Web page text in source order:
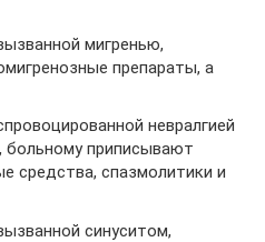
мигренью,
препараты, а
невралгией
больному приписывают
средства, спазмолитики и
синуситом,